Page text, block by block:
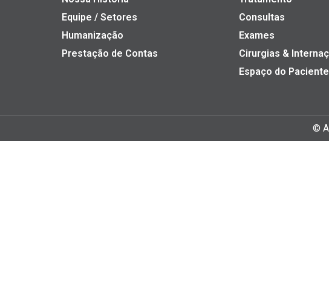
Equipe / Setores
Humanização
Prestação de Contas
Consultas
Exames
Cirurgias &
Espaço do Paciente
©